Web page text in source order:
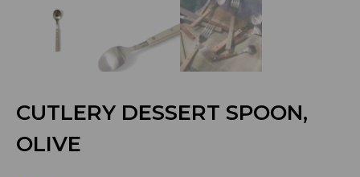
CUTLERY DESSERT SPOON,
OLIVE